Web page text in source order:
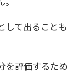
して出ることも
を評価するため